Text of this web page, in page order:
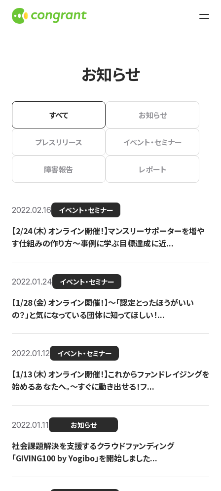
お知らせ
すべて お知らせ
プレスリリース イベント・セミナー
障害報告 レポート
2022.02.16 イベント・セミナー
【2/24（木）オンライン開催！】マンスリーサポーターを増や
す仕組みの作り方〜事例に学ぶ目標達成に近...
2022.01.24 イベント・セミナー
【1/28（金）オンライン開催！】〜「認定とったほうがいい
の？」と気になっている団体に知ってほしい！...
2022.01.12 イベント・セミナー
【1/13（木）オンライン開催！】これからファンドレイジングを
始めるあなたへ。〜すぐに動き出せる！フ...
2022.01.11 お知らせ
社会課題解決を支援するクラウドファンディング
「GIVING100 by Yogibo」を開始しました...